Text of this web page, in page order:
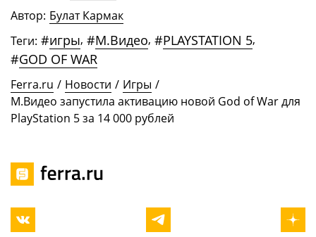
Автор: Булат Кармак
Теги: #игры, #М.Видео, #PLAYSTATION 5,
#GOD OF WAR
Ferra.ru / Новости / Игры /
М.Видео запустила активацию новой God of War для
PlayStation 5 за 14 000 рублей